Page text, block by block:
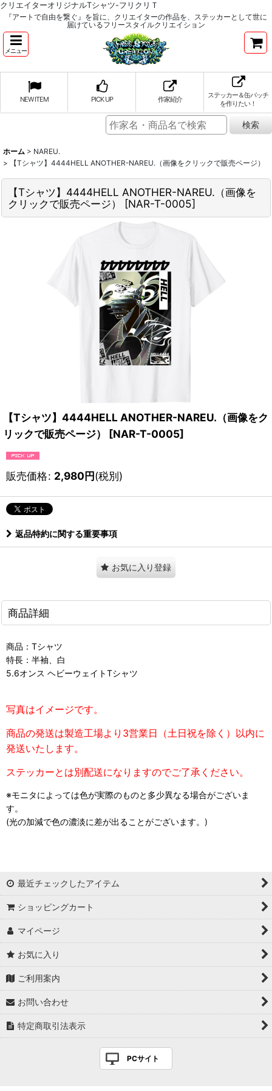
クリエイターオリジナルTシャツ-フリクリＴ
『アートで自由を繋ぐ』を旨に、クリエイターの作品を、ステッカーとして世に
届けているフリースタイルクリエイション
メニュー
NEW ITEM PICK UP 作家紹介
ステッカー＆缶バッチ
を作りたい！
ホーム > NAREU.
>
【Tシャツ】4444HELL ANOTHER-NAREU.（画像をクリックで販売ページ）
【Tシャツ】4444HELL ANOTHER-NAREU.（画像を
クリックで販売ページ）
[NAR-T-0005]
【Tシャツ】4444HELL ANOTHER-NAREU.（画像をク
リックで販売ページ）
[NAR-T-0005]
販売価格: 2,980円(税別)
返品特約に関する重要事項
お気に入り登録
商品詳細
商品：Tシャツ
特長：半袖、白
5.6オンス ヘビーウェイトTシャツ
写真はイメージです。
商品の発送は製造工場より3営業日（土日祝を除く）以内に
発送いたします。
ステッカーとは別配送になりますのでご了承ください。
※モニタによっては色が実際のものと多少異なる場合がございま
す。
(光の加減で色の濃淡に差が出ることがございます。)
最近チェックしたアイテム
ショッピングカート
マイページ
お気に入り
ご利用案内
お問い合わせ
特定商取引法表示
PCサイト